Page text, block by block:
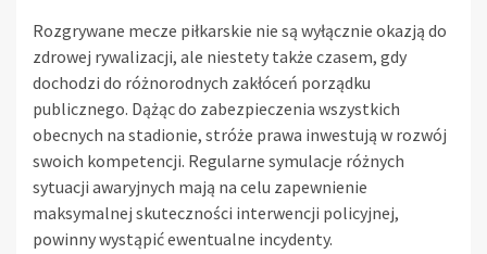
Rozgrywane mecze piłkarskie nie są wyłącznie okazją do
zdrowej rywalizacji, ale niestety także czasem, gdy
dochodzi do różnorodnych zakłóceń porządku
publicznego. Dążąc do zabezpieczenia wszystkich
obecnych na stadionie, stróże prawa inwestują w rozwój
swoich kompetencji. Regularne symulacje różnych
sytuacji awaryjnych mają na celu zapewnienie
maksymalnej skuteczności interwencji policyjnej,
powinny wystąpić ewentualne incydenty.